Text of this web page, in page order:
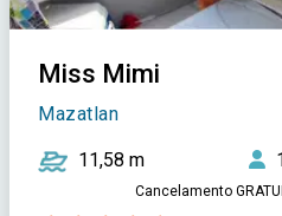
Miss Mimi
Mazatlan
11,58 m
Cancelamento